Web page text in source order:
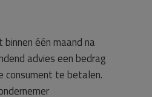
één maand na
advies een bedrag
consument te betalen.